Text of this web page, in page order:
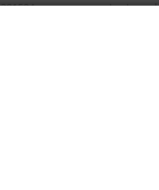
ידידר' גרג'י יונתן כניסות:381524